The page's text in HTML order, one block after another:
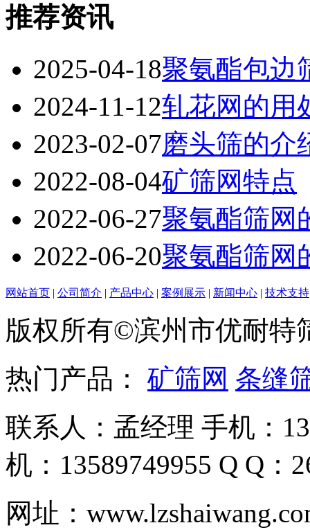
推荐资讯
2025-04-18聚氨酯包边
2024-11-12轧花网的用
2023-02-07磨头筛的介
2022-08-04矿筛网特点
2022-06-27聚氨酯筛网
2022-06-20聚氨酯筛网
网站首页 | 公司简介 | 产品中心 | 案例展示 | 新闻中心 | 技术支持
版权所有©滨州市优耐特
热门产品： 矿筛网 条缝
联系人：孟经理 手机：
机：13589749955 Q Q：
网址：